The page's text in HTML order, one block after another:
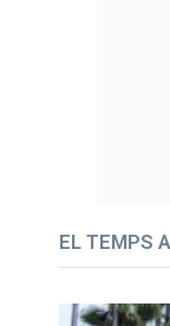
EL TEMPS